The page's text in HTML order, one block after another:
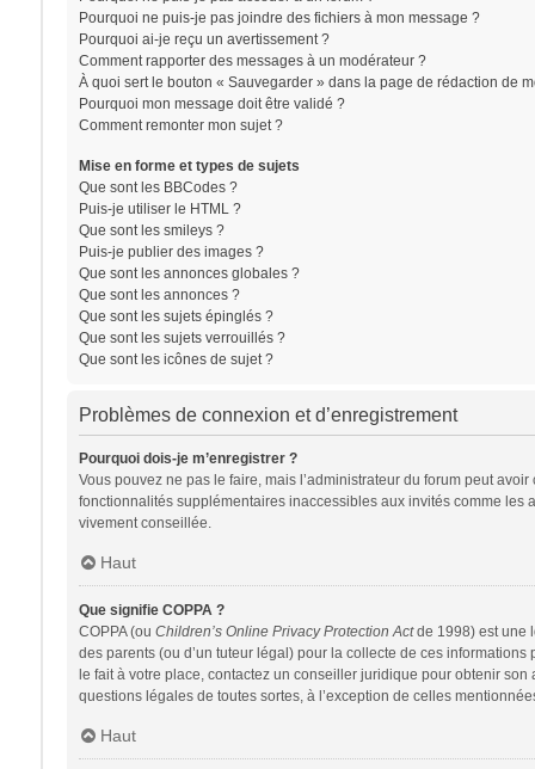
Pourquoi ne puis-je pas joindre des fichiers à mon message ?
Pourquoi ai-je reçu un avertissement ?
Comment rapporter des messages à un modérateur ?
À quoi sert le bouton « Sauvegarder » dans la page de rédaction de
Pourquoi mon message doit être validé ?
Comment remonter mon sujet ?
Mise en forme et types de sujets
Que sont les BBCodes ?
Puis-je utiliser le HTML ?
Que sont les smileys ?
Puis-je publier des images ?
Que sont les annonces globales ?
Que sont les annonces ?
Que sont les sujets épinglés ?
Que sont les sujets verrouillés ?
Que sont les icônes de sujet ?
Problèmes de connexion et d’enregistrement
Pourquoi dois-je m’enregistrer ?
Vous pouvez ne pas le faire, mais l’administrateur du forum peut
fonctionnalités supplémentaires inaccessibles aux invités comme les
vivement conseillée.
Haut
Que signifie COPPA ?
COPPA (ou Children’s Online Privacy Protection Actde 1998) est une
des parents (ou d’un tuteur légal) pour la collecte de ces
le fait à votre place, contactez un conseiller juridique pour obtenir
questions légales de toutes sortes, à l’exception de celles
Haut